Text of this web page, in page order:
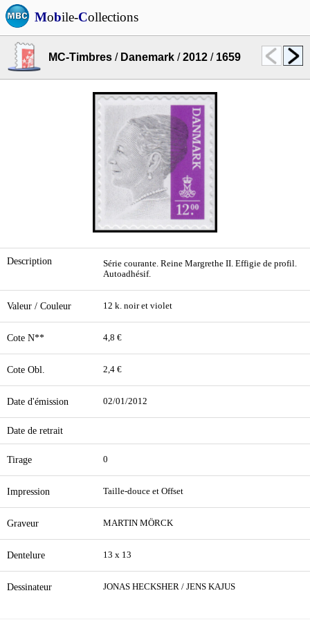
Mobile-Collections
MC-Timbres / Danemark /2012 / 1659
Description
Série courante. Reine Margrethe II. Effigie de profil.
Autoadhésif.
Valeur / Couleur 12 k. noir et violet
Cote N** 4,8 €
Cote Obl. 2,4 €
Date d'émission 02/01/2012
Date de retrait
Tirage 0
Impression Taille-douce et Offset
Graveur MARTIN MÖRCK
Dentelure 13 x 13
Dessinateur JONAS HECKSHER / JENS KAJUS